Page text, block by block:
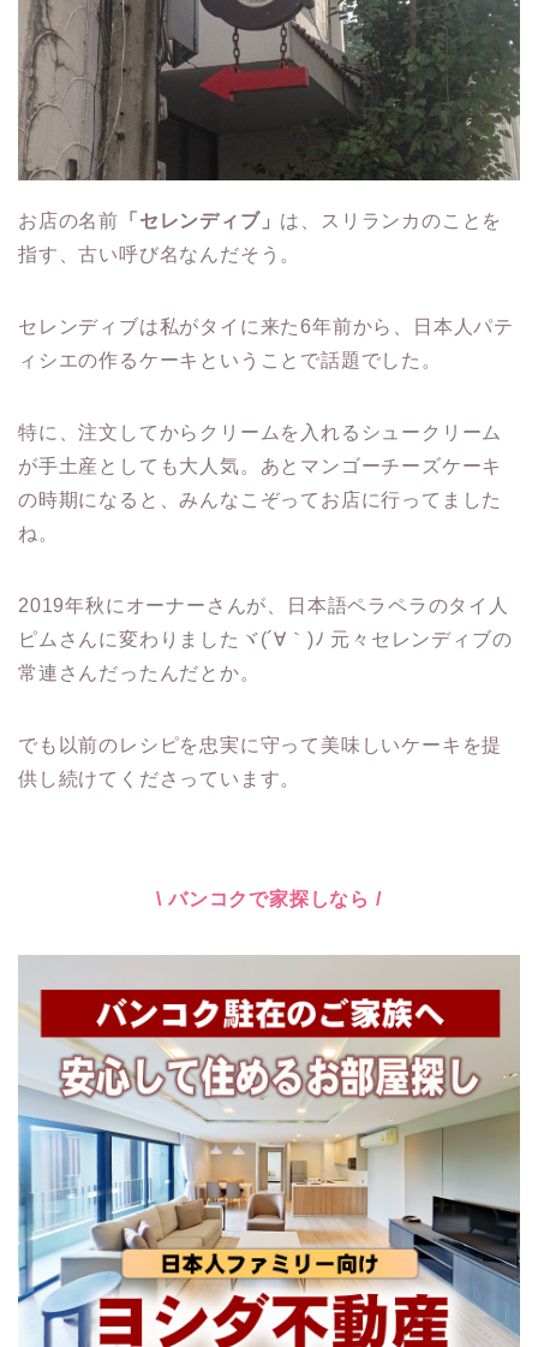
お店の名前 「セレンディブ」 は、スリランカのことを
指す、古い呼び名なんだそう。
セレンディブは私がタイに来た6年前から、日本人パテ
ィシエの作るケーキということで話題でした。
特に、注文してからクリームを入れるシュークリーム
が手土産としても大人気。あとマンゴーチーズケーキ
の時期になると、みんなこぞってお店に行ってました
ね。
2019年秋にオーナーさんが、日本語ペラペラのタイ人
ピムさんに変わりましたヾ(´∀｀)ﾉ 元々セレンディブの
常連さんだったんだとか。
でも以前のレシピを忠実に守って美味しいケーキを提
供し続けてくださっています。
\ バンコクで家探しなら /